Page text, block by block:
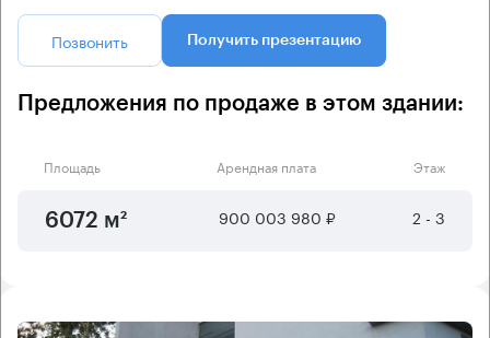
Позвонить Получить презентацию
Предложения по продаже в этом здании:
Площадь Арендная плата Этаж
6072 м² 900 003 980 ₽ 2 - 3